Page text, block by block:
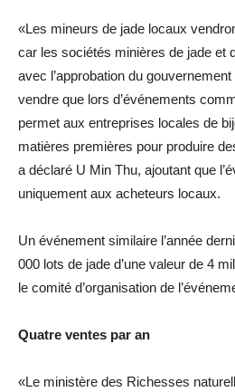
«Les mineurs de jade locaux
car les sociétés minières de jade et
avec l’approbation du
vendre que lors d’événements
permet aux entreprises locales de
matières premières pour produire
a déclaré U Min Thu, ajoutant que
uniquement aux acheteurs locaux.
Un événement similaire l’année
000 lots de jade d’une valeur de 4
le comité d’organisation de
Quatre ventes par an
«Le ministère des Richesses